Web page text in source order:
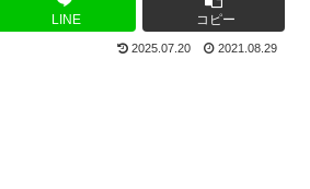
LINE コピー
2025.07.20 2021.08.29